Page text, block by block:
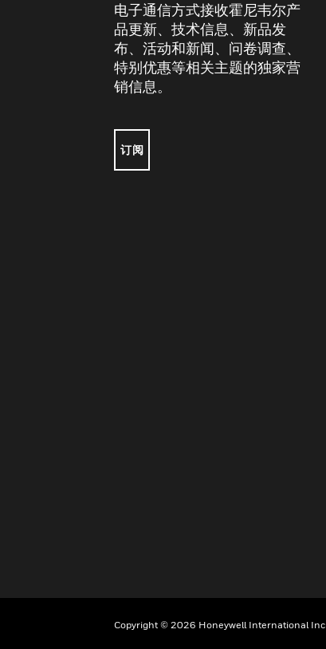
电子通信方式接收霍尼韦尔产
品更新、技术信息、新品发
布、活动和新闻、问卷调查、
特别优惠等相关主题的独家营
销信息。
订阅
Copyright © 2026 Honeywell International Inc